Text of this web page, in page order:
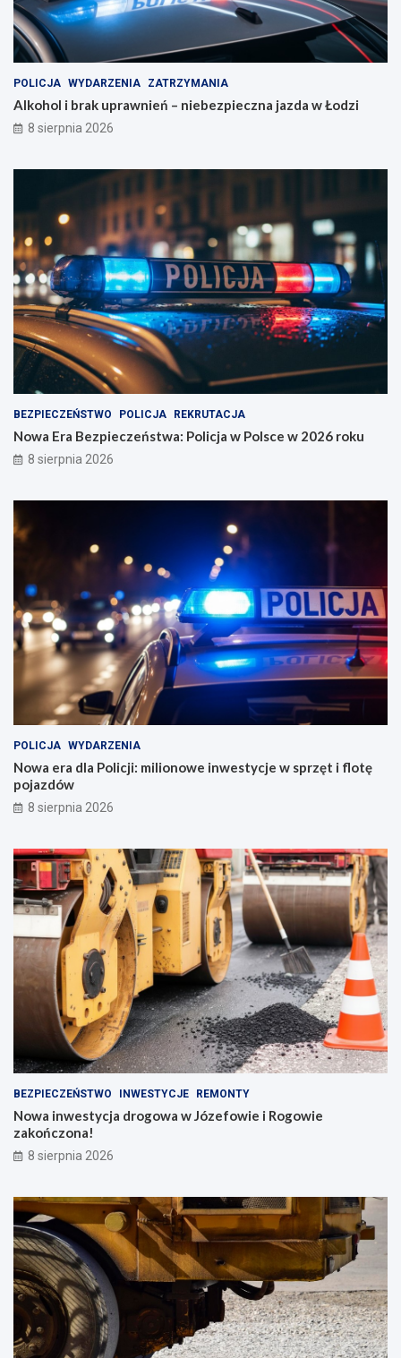
a
l
i
z
a
c
j
e
a
z
d
a
w
Ł
o
d
POLICJA WYDARZENIA ZATRZYMANIA
Alkohol i brak uprawnień – niebezpieczna jazda w Łodzi
8 sierpnia 2026
BEZPIECZEŃSTWO POLICJA REKRUTACJA
Nowa Era Bezpieczeństwa: Policja w Polsce w 2026 roku
8 sierpnia 2026
POLICJA WYDARZENIA
Nowa era dla Policji: milionowe inwestycje w sprzęt i flotę
pojazdów
8 sierpnia 2026
BEZPIECZEŃSTWO INWESTYCJE REMONTY
Nowa inwestycja drogowa w Józefowie i Rogowie
zakończona!
8 sierpnia 2026